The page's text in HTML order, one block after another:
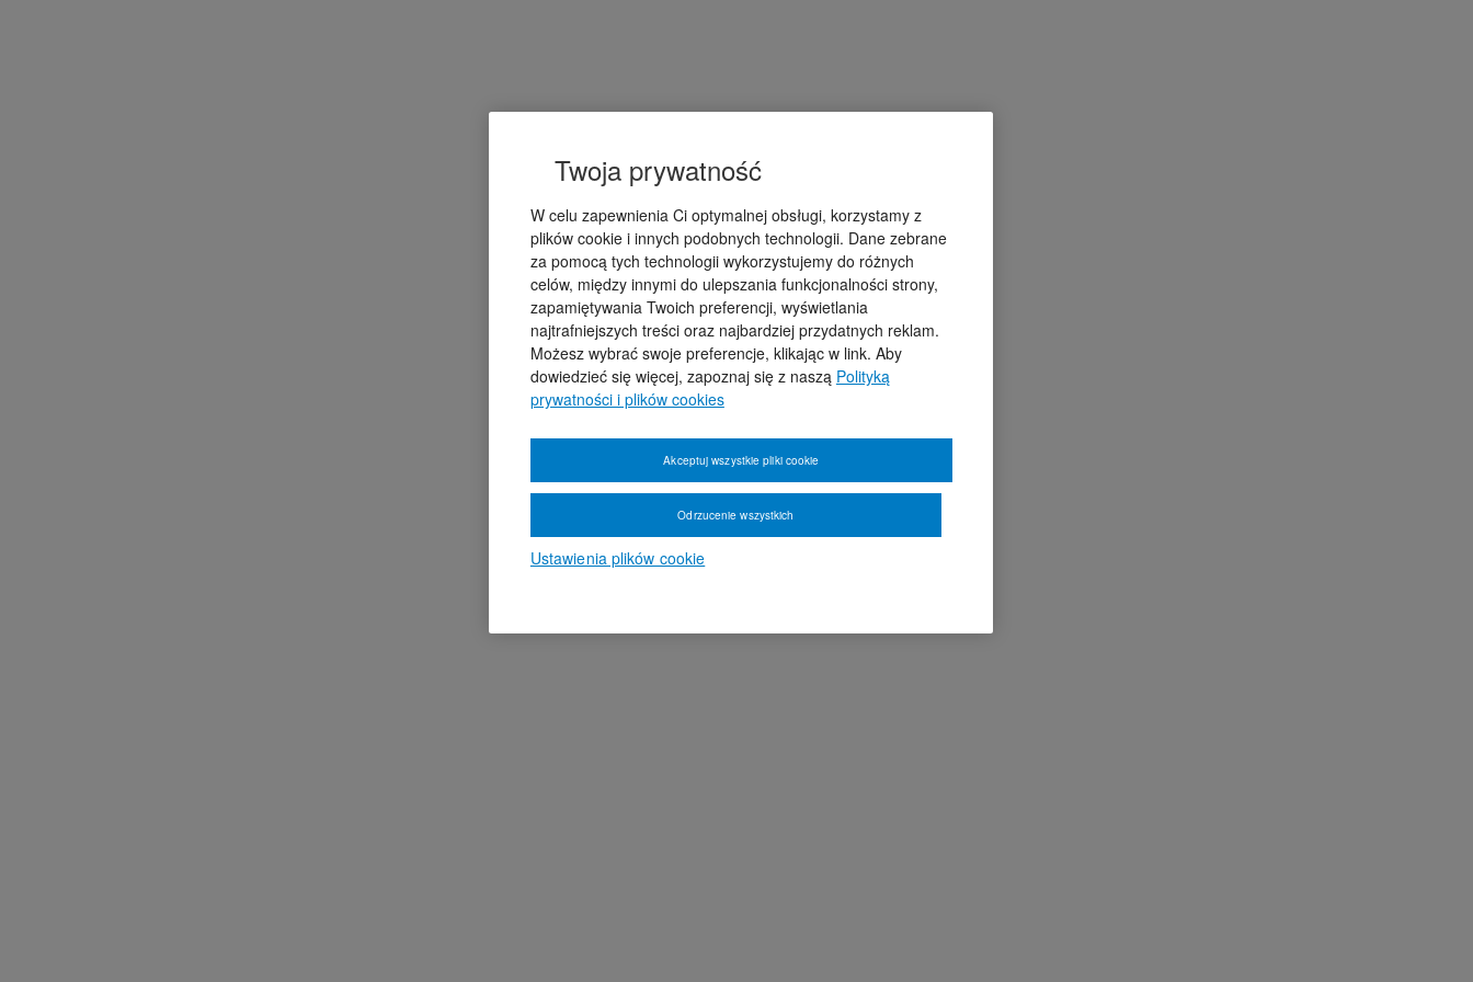
Twoja prywatność
W celu zapewnienia Ci optymalnej obsługi, korzystamy z
plików cookie i innych podobnych technologii. Dane zebrane
za pomocą tych technologii wykorzystujemy do różnych
celów, między innymi do ulepszania funkcjonalności strony,
zapamiętywania Twoich preferencji, wyświetlania
najtrafniejszych treści oraz najbardziej przydatnych reklam.
Możesz wybrać swoje preferencje, klikając w link. Aby
dowiedzieć się więcej, zapoznaj się z naszą Polityką
prywatności i plików cookies
Ustawienia plików cookie
Odrzucenie wszystkich
Akceptuj wszystkie pliki cookie